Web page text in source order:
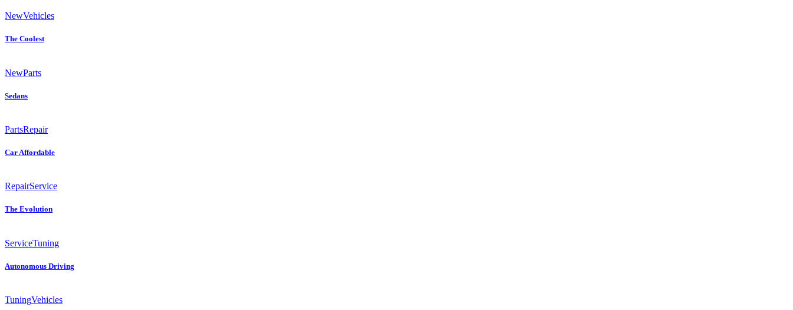
NewVehicles
The Coolest
NewParts
Sedans
PartsRepair
Car Affordable
RepairService
The Evolution
ServiceTuning
Autonomous Driving
TuningVehicles